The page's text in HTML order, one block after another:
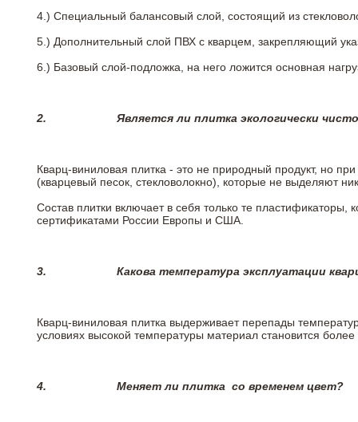
4.) Специальный балансовый слой, состоящий из
5.) Дополнительный слой ПВХ с кварцем, закрепляющий
6.) Базовый слой-подложка, на него ложится основная
2. Является ли плитка экологически
Кварц-виниловая плитка - это не природный продукт, но
(кварцевый песок, стекловолокно), которые не выделяют
Состав плитки включает в себя только те
сертификатами России Европы и США.
3. Какова температура эксплуатации
Кварц-виниловая плитка выдерживает перепады
условиях высокой температуры материал становится
4. Меняет ли плитка со временем цвет?